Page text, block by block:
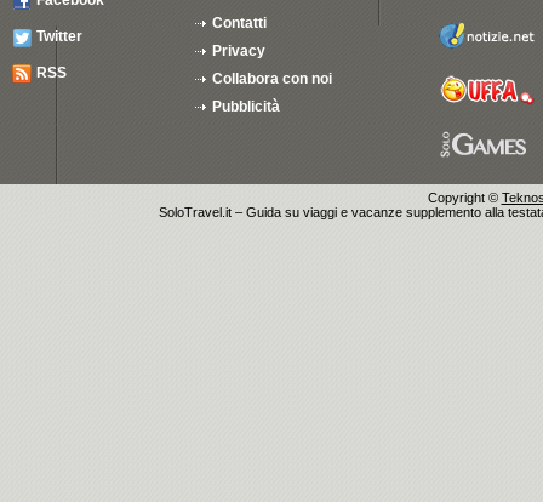
Twitter
RSS
Contatti
Privacy
Collabora con noi
Pubblicità
Copyright ©
SoloTravel.it – Guida su viaggi e vacanze supplemento alla